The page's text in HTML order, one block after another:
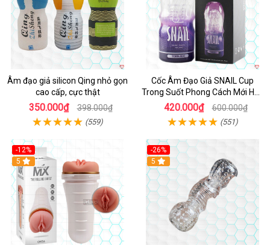
Âm đạo giả silicon Qing nhỏ gọn
cao cấp, cực thật
350.000₫ 398.000₫
(559)
Cốc Âm Đạo Giả SNAIL Cup
Trong Suốt Phong Cách Mới Hấp
Dẫn
420.000₫ 600.000₫
(551)
-12%
Hot
5
-26%
Hot
5